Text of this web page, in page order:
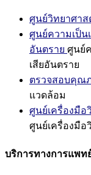
ศูนย์วิทยาศาส
ศูนย์ความเป็น
อันตราย ศูนย์
เสียอันตราย
ตรวจสอบคุณ
แวดล้อม
ศูนย์เครื่องมือ
ศูนย์เครื่องมือ
บริการทางการแพท